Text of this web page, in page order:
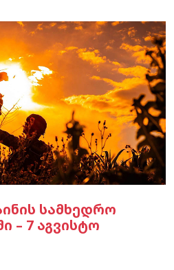
სამხედრო
– 7 აგვისტო